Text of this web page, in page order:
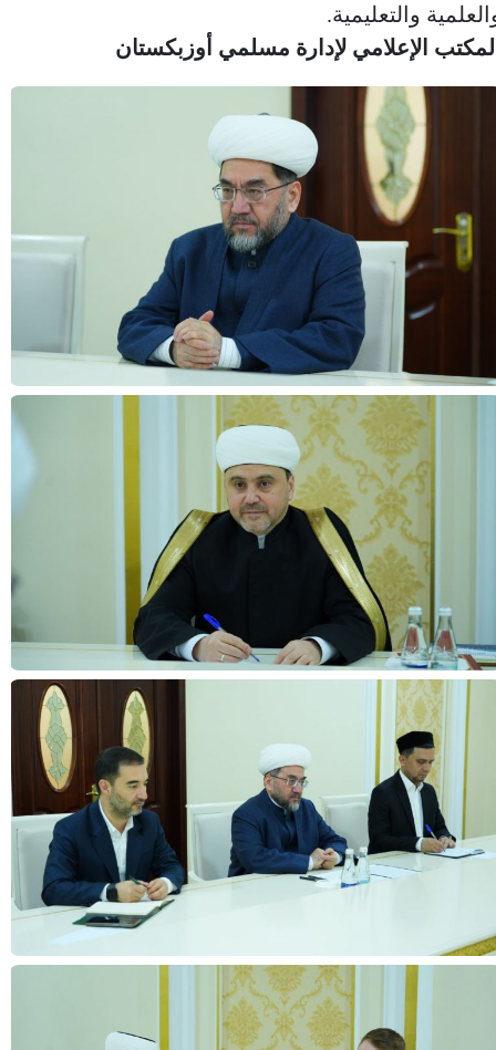
والتعليمية.
الإعلامي لإدارة مسلمي أوزبكستان